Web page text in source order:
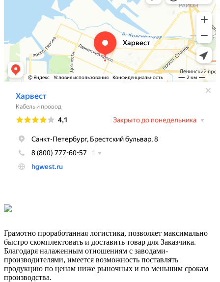
Грамотно проработанная логистика, позволяет максимально
быстро скомплектовать и доставить товар для Заказчика.
Благодаря налаженным отношениям с заводами-
производителями, имеется возможность поставлять
продукцию по ценам ниже рыночных и по меньшим срокам
производства.